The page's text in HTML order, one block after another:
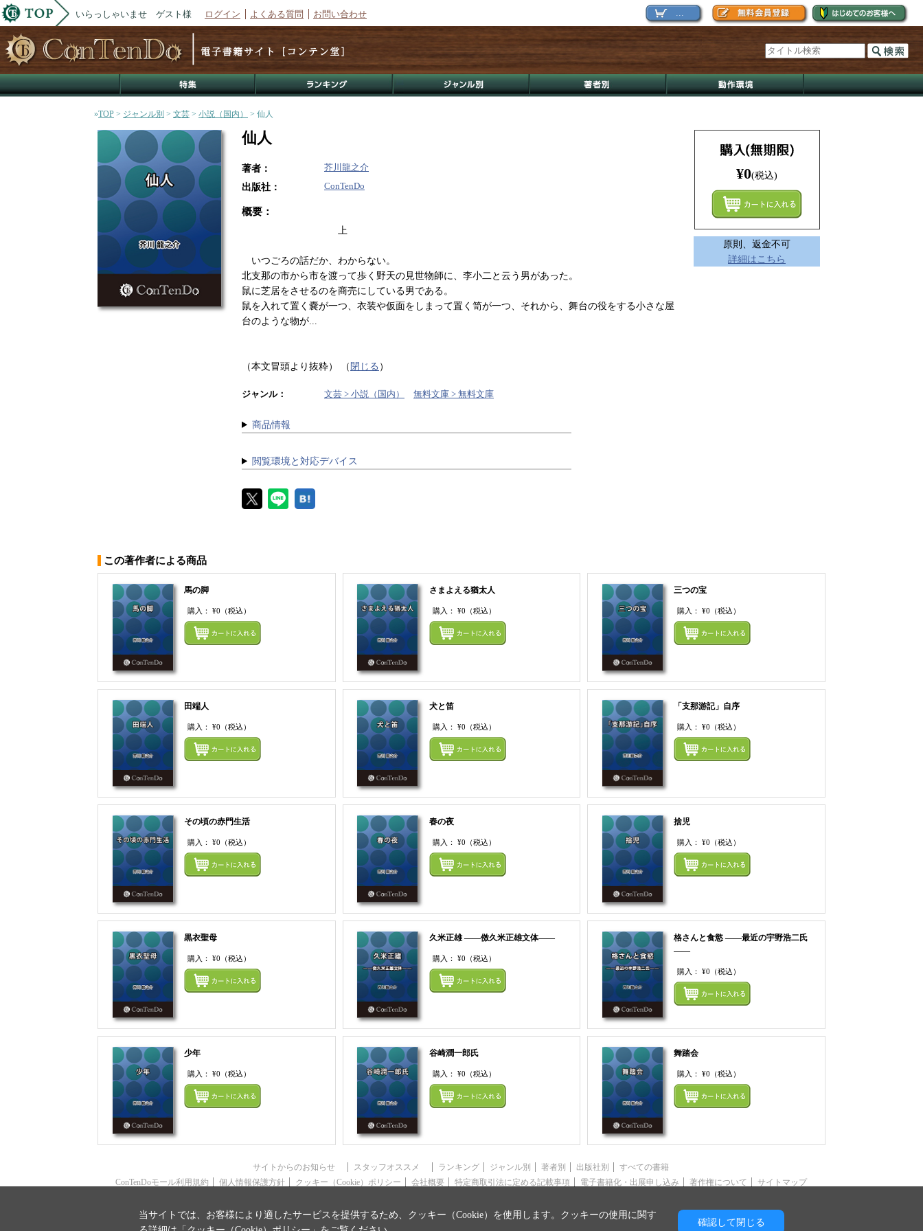
いらっしゃいませ ゲスト様 ログイン よくある質問 お問い合わせ
»TOP > ジャンル別 > 文芸 > 小説（国内） > 仙人
仙人
著者： 芥川龍之介
出版社： ConTenDo
概要：
上
いつごろの話だか、わからない。
北支那の市から市を渡って歩く野天の見世物師に、李小二と云う男があった。
鼠に芝居をさせるのを商売にしている男である。
鼠を入れて置く嚢が一つ、衣装や仮面をしまって置く笥が一つ、それから、舞台の役をする小さな屋
台のような物が...
（本文冒頭より抜粋） （ 閉じる ）
ジャンル： 文芸 > 小説（国内） 無料文庫 > 無料文庫
商品情報
閲覧環境と対応デバイス
¥0(税込)
原則、返金不可
詳細はこちら
この著作者による商品
馬の脚
購入： ¥0 （税込）
まとめてカートにいれる
さまよえる猶太人
購入： ¥0 （税込）
まとめてカートにいれる
三つの宝
購入：¥0 （税込）
田端人
購入： ¥0 （税込）
まとめてカートにいれる
犬と笛
購入： ¥0 （税込）
まとめてカートにいれる
「支那游記」自序
購入：¥0 （税込）
その頃の赤門生活
購入： ¥0 （税込）
まとめてカートにいれる
春の夜
購入： ¥0 （税込）
まとめてカートにいれる
捨児
購入：¥0 （税込）
黒衣聖母
購入： ¥0 （税込）
まとめてカートにいれる
久米正雄 ――傚久米正雄文体――
購入： ¥0 （税込）
まとめてカートにいれる
格さんと食慾 ――最近の宇野浩二氏
――
購入：¥0 （税込）
少年
購入： ¥0 （税込）
まとめてカートにいれる
谷崎潤一郎氏
購入： ¥0 （税込）
まとめてカートにいれる
舞踏会
購入：¥0 （税込）
サイトからのお知らせ スタッフオススメ ランキング ジャンル別 著者別 出版社別
すべての書籍
ConTenDoモール利用規約
個人情報保護方針 クッキー（Cookie）ポリシー 会社概要 特定商取引法に定める記載事項 電子書籍化・出展申し込み 著作権について サイトマップ
当サイトでは、お客様により適したサービスを提供するため、クッキー（Cookie）を使用します。クッキーの使用に関す
確認して閉じる